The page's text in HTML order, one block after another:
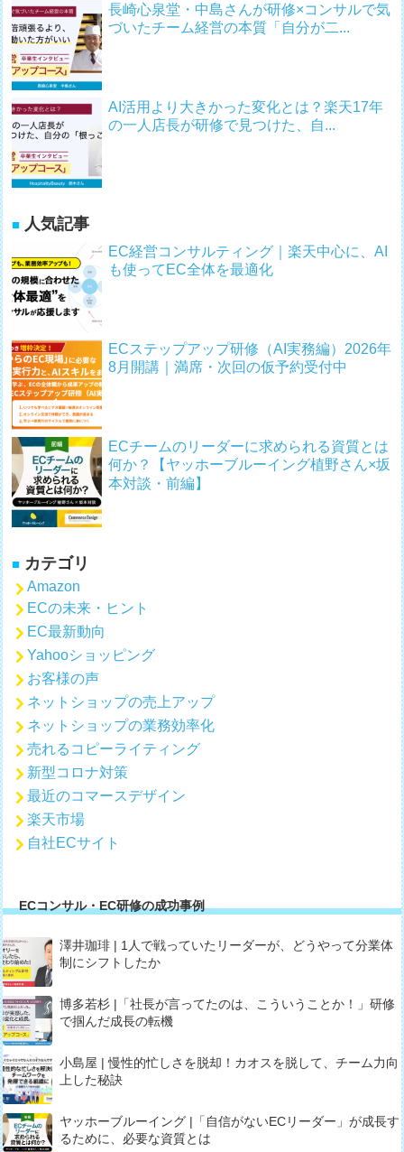
長崎心泉堂・中島さんが研修×コンサルで気
づいたチーム経営の本質「自分が二...
AI活用より大きかった変化とは？楽天17年
の一人店長が研修で見つけた、自...
人気記事
EC経営コンサルティング｜楽天中心に、AI
も使ってEC全体を最適化
ECステップアップ研修（AI実務編）2026年
8月開講｜満席・次回の仮予約受付中
ECチームのリーダーに求められる資質とは
何か？【ヤッホーブルーイング植野さん×坂
本対談・前編】
カテゴリ
Amazon
ECの未来・ヒント
EC最新動向
Yahooショッピング
お客様の声
ネットショップの売上アップ
ネットショップの業務効率化
売れるコピーライティング
新型コロナ対策
最近のコマースデザイン
楽天市場
自社ECサイト
ECコンサル・EC研修の成功事例
澤井珈琲 | 1人で戦っていたリーダーが、どうやって分業体
制にシフトしたか
博多若杉 |「社長が言ってたのは、こういうことか！」研修
で掴んだ成長の転機
小島屋 | 慢性的忙しさを脱却！カオスを脱して、チーム力向
上した秘訣
ヤッホーブルーイング |「自信がないECリーダー」が成長す
るために、必要な資質とは